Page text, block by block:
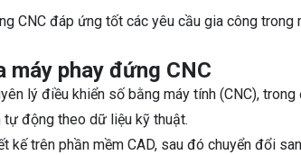
CNC đáp ứng tốt các yêu cầu gia công
máy phay đứng CNC
lý điều khiển số bằng máy tính (CNC),
động theo dữ liệu kỹ thuật.
kế trên phần mềm CAD, sau đó chuyển đổi